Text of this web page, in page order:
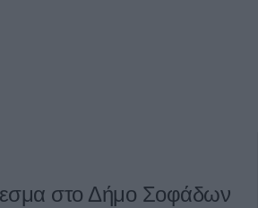
στο Δήμο Σοφάδων